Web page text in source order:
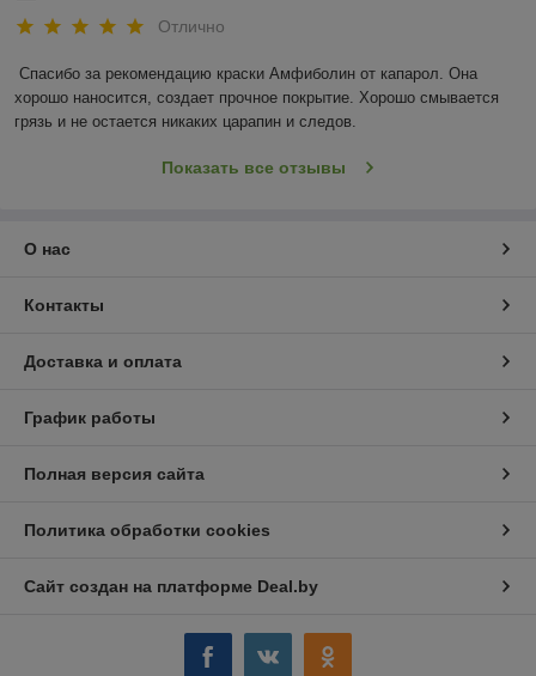
Отлично
Спасибо за рекомендацию краски Амфиболин от капарол. Она
хорошо наносится, создает прочное покрытие. Хорошо смывается
грязь и не остается никаких царапин и следов.
Показать все отзывы
О нас
Контакты
Доставка и оплата
График работы
Полная версия сайта
Политика обработки cookies
Сайт создан на платформе Deal.by